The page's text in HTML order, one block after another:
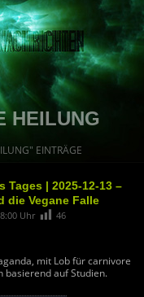
HEILUNG
EINTRÄGE
Tages | 2025-12-13 –
die Vegane Falle
Uhr 46
mit Lob für carnivore
basierend auf Studien.